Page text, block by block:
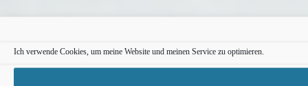
Ich verwende Cookies, um meine Website und meinen Service zu optimieren.